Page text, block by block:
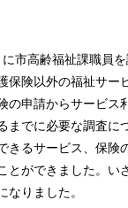
市高齢福祉課職員
保険以外の福祉サー
の申請からサービス
までに必要な調査に
きるサービス、保険
とができました。い
なりました。